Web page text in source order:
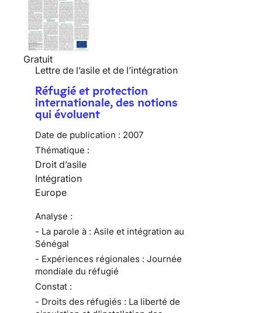
Gratuit
Lettre de l’asile et de l’intégration
Réfugié et protection
internationale, des notions
qui évoluent
Date de publication : 2007
Thématique :
Droit d’asile
Intégration
Europe
Analyse :
- La parole à : Asile et intégration au
Sénégal
- Expériences régionales : Journée
mondiale du réfugié
Constat :
- Droits des réfugiés : La liberté de